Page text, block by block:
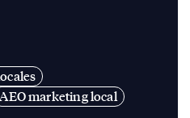
AEO marketing local